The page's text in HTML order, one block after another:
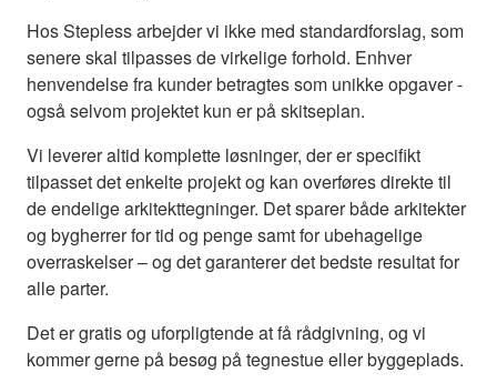
Hos Stepless arbejder vi ikke med standardforslag, som
senere skal tilpasses de virkelige forhold. Enhver
henvendelse fra kunder betragtes som unikke opgaver -
også selvom projektet kun er på skitseplan.
Vi leverer altid komplette løsninger, der er specifikt
tilpasset det enkelte projekt og kan overføres direkte til
de endelige arkitekttegninger. Det sparer både arkitekter
og bygherrer for tid og penge samt for ubehagelige
overraskelser – og det garanterer det bedste resultat for
alle parter.
Det er gratis og uforpligtende at få rådgivning, og vi
kommer gerne på besøg på tegnestue eller byggeplads.